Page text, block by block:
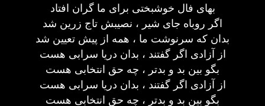
بهای فال خوشبختی برای ما گران افتاد
اگر روباه جای شیر ، نصیبش تاج زرین شد
بدان که سرنوشت ما ، همه از پیش تعیین شد
از آزادی اگر گفتند ، بدان دریا سرابی هست
بگو بین بد و بدتر ، چه حق انتخابی هست
از آزادی اگر گفتند ، بدان دریا سرابی هست
بگو بین بد و بدتر ، چه حق انتخابی هست